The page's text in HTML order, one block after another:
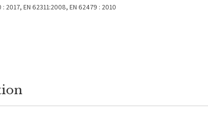
: 2017, EN 62311:2008, EN 62479 : 2010